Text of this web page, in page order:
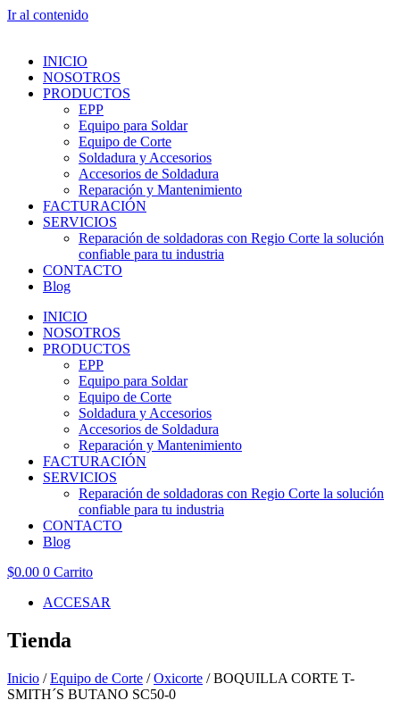
Ir al contenido
INICIO
NOSOTROS
PRODUCTOS
EPP
Equipo para Soldar
Equipo de Corte
Soldadura y Accesorios
Accesorios de Soldadura
Reparación y Mantenimiento
FACTURACIÓN
SERVICIOS
Reparación de soldadoras con Regio Corte la solución
confiable para tu industria
CONTACTO
Blog
INICIO
NOSOTROS
PRODUCTOS
EPP
Equipo para Soldar
Equipo de Corte
Soldadura y Accesorios
Accesorios de Soldadura
Reparación y Mantenimiento
FACTURACIÓN
SERVICIOS
Reparación de soldadoras con Regio Corte la solución
confiable para tu industria
CONTACTO
Blog
$0.00 0 Carrito
ACCESAR
Tienda
Inicio /Equipo de Corte /Oxicorte / BOQUILLA CORTE T-
SMITH´S BUTANO SC50-0